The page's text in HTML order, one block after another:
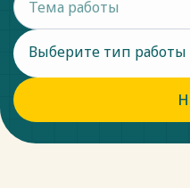
Выберите тип работы